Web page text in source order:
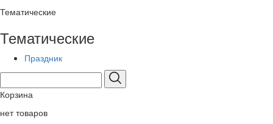
Тематические
Тематические
Праздник
Корзина
нет товаров